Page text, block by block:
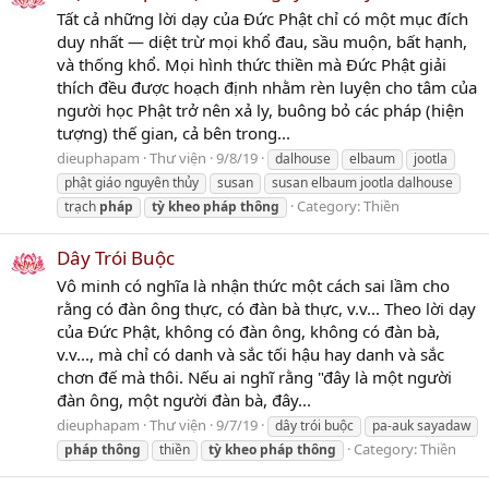
Tất cả những lời dạy của Đức Phật chỉ có một mục đích
duy nhất — diệt trừ mọi khổ đau, sầu muộn, bất hạnh,
và thống khổ. Mọi hình thức thiền mà Đức Phật giải
thích đều được hoạch định nhằm rèn luyện cho tâm của
người học Phật trở nên xả ly, buông bỏ các pháp (hiện
tượng) thế gian, cả bên trong...
dieuphapam Thư viện 9/8/19 dalhouse elbaum
jootla
phật giáo nguyên thủy
susan
susan elbaum jootla dalhouse
trạch pháp tỳ kheo pháp thông Category:Thiền
Dây Trói Buộc
Vô minh có nghĩa là nhận thức một cách sai lầm cho
rằng có đàn ông thực, có đàn bà thực, v.v... Theo lời dạy
của Đức Phật, không có đàn ông, không có đàn bà,
v.v..., mà chỉ có danh và sắc tối hậu hay danh và sắc
chơn đế mà thôi. Nếu ai nghĩ rằng "đây là một người
đàn ông, một người đàn bà, đây...
dieuphapam Thư viện 9/7/19 dây trói buộc
pa-auk sayadaw
pháp thông thiền tỳ kheo pháp thông Category:Thiền